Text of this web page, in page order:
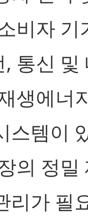
비자 기
통신 및
생에너
스템이
의 정밀
리가 필